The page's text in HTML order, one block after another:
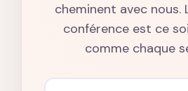
cheminent avec nous.
conférence est ce
comme chaque